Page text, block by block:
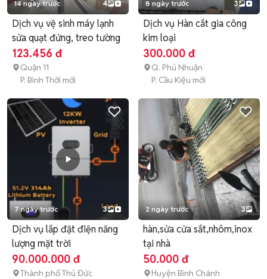
14 ngày trước 4
Dịch vụ vệ sinh máy lạnh
sửa quạt đứng, treo tường
123.456 đ
Quận 11
P. Bình Thới mới
8 ngày trước 3
Dịch vụ Hàn cắt gia công
kim loại
300.000 đ
Q. Phú Nhuận
P. Cầu Kiệu mới
7 ngày trước 3
Dịch vụ lắp đặt điện năng
lượng mặt trời
90.000.000 đ
Thành phố Thủ Đức
2 ngày trước 3
hàn,sửa cửa sắt,nhôm,inox
tại nhà
50.000 đ
Huyện Bình Chánh